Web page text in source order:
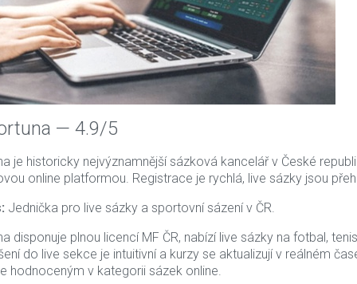
— 4.9/5
je historicky nejvýznamnější sázková kancelář v České
online platformou. Registrace je rychlá, live sázky jsou
Jednička pro live sázky a sportovní sázení v ČR.
disponuje plnou licencí MF ČR, nabízí live sázky na fotbal,
do live sekce je intuitivní a kurzy se aktualizují v reálném
hodnoceným v kategorii sázek online.
-18%